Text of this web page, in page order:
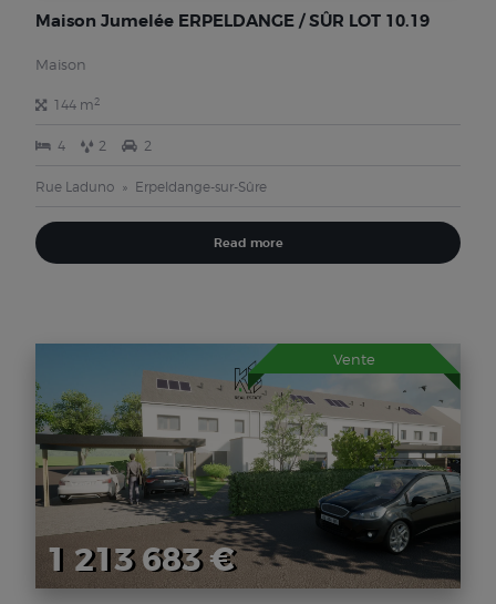
Maison Jumelée ERPELDANGE / SÛR LOT 10.19
Maison
144 m2
4 2 2
Rue Laduno Erpeldange-sur-Sûre
Read more
Vente
1 213 683 €